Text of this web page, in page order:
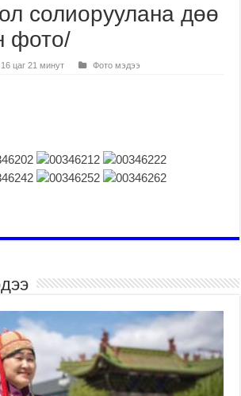
солиоруулана дөө
фото/
цаг 21 минут Фото мэдээ